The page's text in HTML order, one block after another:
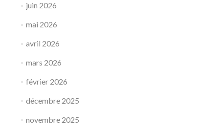
juin 2026
mai 2026
avril 2026
mars 2026
février 2026
décembre 2025
novembre 2025